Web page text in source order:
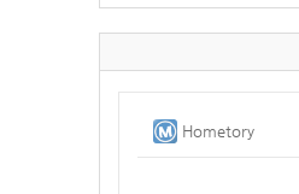
Hometory